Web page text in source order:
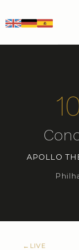
EN DE ES
APOLLO
← LIVE